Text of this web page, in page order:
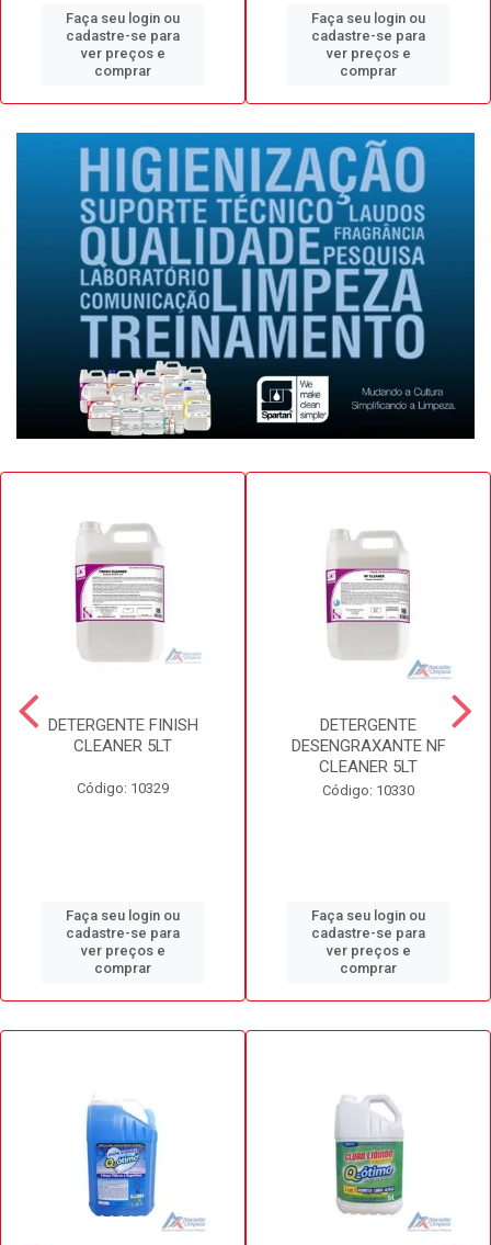
Faça seu login ou
cadastre-se para
ver preços e
comprar
Faça seu login ou
cadastre-se para
ver preços e
comprar
DETERGENTE FINISH
CLEANER 5LT
Código: 10329
Faça seu login ou
cadastre-se para
ver preços e
comprar
DETERGENTE
DESENGRAXANTE NF
CLEANER 5LT
Código: 10330
Faça seu login ou
cadastre-se para
ver preços e
comprar